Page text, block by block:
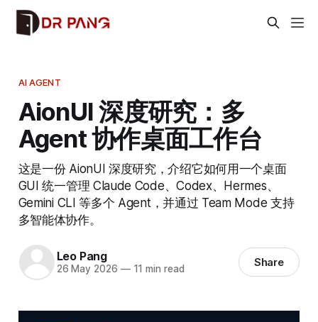
AI AGENT
AionUI 深度研究：多
Agent 协作桌面工作台
这是一份 AionUI 深度研究，介绍它如何用一个桌面
GUI 统一管理 Claude Code、Codex、Hermes、
Gemini CLI 等多个 Agent，并通过 Team Mode 支持
多智能体协作。
Leo Pang
26 May 2026 —11 min read Share